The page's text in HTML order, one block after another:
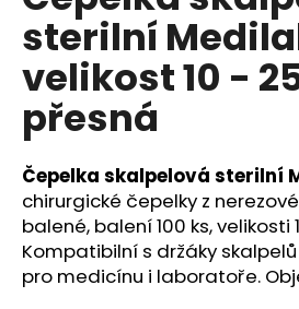
z
5
hvězdiček.
sterilní
velikost 10 -
přesná
Čepelka skalpelová sterilní
chirurgické čepelky z
balené, balení 100 ks, velikosti
Kompatibilní s držáky
pro medicínu i laboratoře.
a
j
í
t
?
HLEDAT